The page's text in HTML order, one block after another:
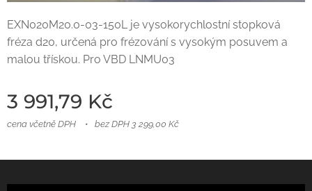
EXN020M20.0-03-150L je vysokorychlostní stopková
fréza d20, určená pro frézování s vysokým posuvem a
malou třískou. Pro VBD LNMU03
3 991,79 Kč
cena včetně DPH bez DPH 3 299,00 Kč